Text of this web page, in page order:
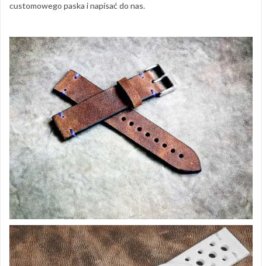
customowego paska i napisać do nas.